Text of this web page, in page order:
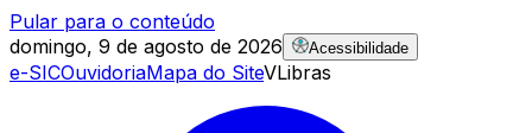
Pular para o conteúdo
domingo, 9 de agosto de 2026
Acessibilidade
e-SICOuvidoriaMapa do SiteVLibras